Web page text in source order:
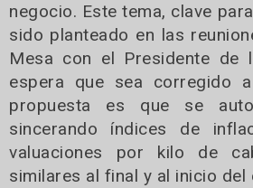
negocio. Este tema, clave
sido planteado en las
Mesa con el Presidente de
espera que sea corregido
propuesta es que se
sincerando índices de
valuaciones por kilo de
similares al final y al inicio del